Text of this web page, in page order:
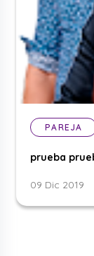
PAREJA
prueba
09 Dic 2019